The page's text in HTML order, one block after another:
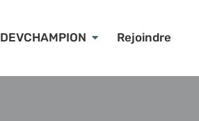
DEVCHAMPION Rejoindre